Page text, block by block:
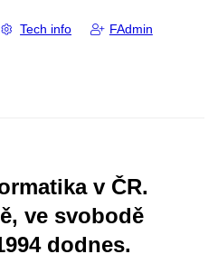
Tech info FAdmin
v ČR.
ve svobodě
dodnes.